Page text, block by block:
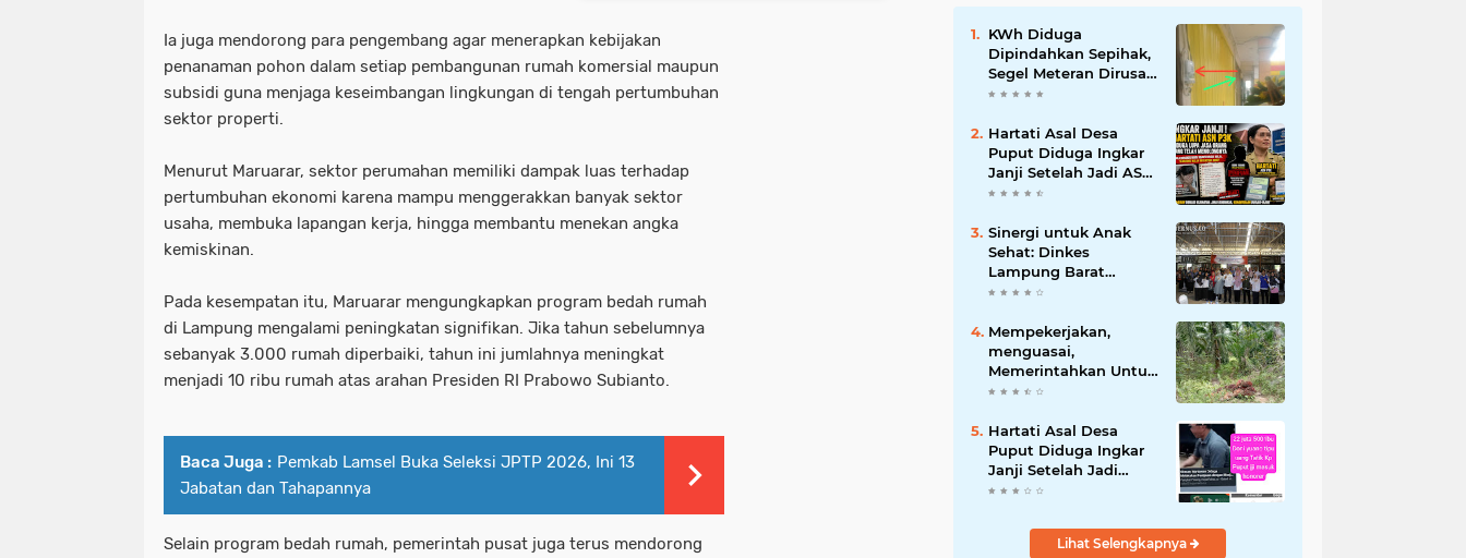
Ia juga mendorong para pengembang agar menerapkan kebijakan
penanaman pohon dalam setiap pembangunan rumah komersial maupun
subsidi guna menjaga keseimbangan lingkungan di tengah pertumbuhan
sektor properti.
Menurut Maruarar, sektor perumahan memiliki dampak luas terhadap
pertumbuhan ekonomi karena mampu menggerakkan banyak sektor
usaha, membuka lapangan kerja, hingga membantu menekan angka
kemiskinan.
Pada kesempatan itu, Maruarar mengungkapkan program bedah rumah
di Lampung mengalami peningkatan signifikan. Jika tahun sebelumnya
sebanyak 3.000 rumah diperbaiki, tahun ini jumlahnya meningkat
menjadi 10 ribu rumah atas arahan Presiden RI Prabowo Subianto.
Baca Juga : Pemkab Lamsel Buka Seleksi JPTP 2026, Ini 13
Jabatan dan Tahapannya
Selain program bedah rumah, pemerintah pusat juga terus mendorong
KWh Diduga
Dipindahkan Sepihak,
Segel Meteran Dirusak,
dan Penambahan
Pemilik
Hartati Asal Desa
Puput Diduga Ingkar
Janji Setelah Jadi ASN
P3K, Kebaikan Dibalas
Sinergi untuk Anak
Sehat: Dinkes
Lampung Barat
Adakan Pelatihan
untuk Kader dan Guru
Mempekerjakan,
menguasai,
Memerintahkan Untuk
Memanen TBS Kelapa
Aset PT AMA
Hartati Asal Desa
Puput Diduga Ingkar
Janji Setelah Jadi
Honorer Tahun 2022
Kebaikan Dibalas
KekecewaanLihat Selengkapnya